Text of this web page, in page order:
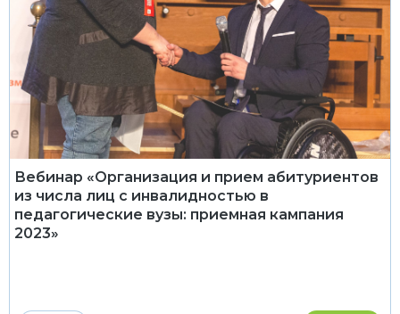
Вебинар «Организация и прием абитуриентов
из числа лиц с инвалидностью в
педагогические вузы: приемная кампания
2023»